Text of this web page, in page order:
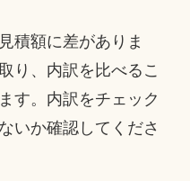
積額に差がありま
り、内訳を比べるこ
す。内訳をチェック
いか確認してくださ